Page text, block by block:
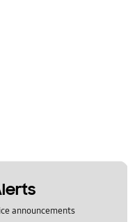
announcements